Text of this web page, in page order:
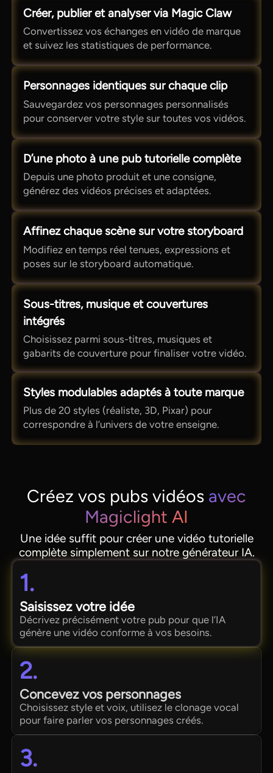
Créer, publier et analyser via Magic Claw
Convertissez vos échanges en vidéo de marque
et suivez les statistiques de performance.
Personnages identiques sur chaque clip
Sauvegardez vos personnages personnalisés
pour conserver votre style sur toutes vos vidéos.
D’une photo à une pub tutorielle complète
Depuis une photo produit et une consigne,
générez des vidéos précises et adaptées.
Affinez chaque scène sur votre storyboard
Modifiez en temps réel tenues, expressions et
poses sur le storyboard automatique.
Sous-titres, musique et couvertures
intégrés
Choisissez parmi sous-titres, musiques et
gabarits de couverture pour finaliser votre vidéo.
Styles modulables adaptés à toute marque
Plus de 20 styles (réaliste, 3D, Pixar) pour
correspondre à l’univers de votre enseigne.
Créez vos pubs vidéos avec
Magiclight AI
Une idée suffit pour créer une vidéo tutorielle
complète simplement sur notre générateur IA.
1.
Saisissez votre idée
Décrivez précisément votre pub pour que l’IA
génère une vidéo conforme à vos besoins.
2.
Concevez vos personnages
Choisissez style et voix, utilisez le clonage vocal
pour faire parler vos personnages créés.
3.